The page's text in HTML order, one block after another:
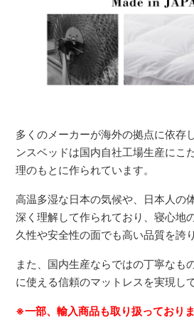
多くのメーカーが海外の拠点に依存
ンスベッドは国内自社工場生産にこ
理のもとに作られています。
高温多湿な日本の気候や、日本人の
深く理解して作られており、寝心地
久性や安全性の面でも高い品質を誇
また、国内生産ならではの丁寧なも
に使える信頼のマットレスを実現し
※一部、輸入商品も取り扱っておりま